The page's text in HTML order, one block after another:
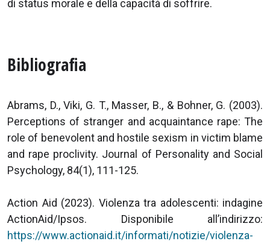
di status morale e della capacità di soffrire.
Bibliografia
Abrams, D., Viki, G. T., Masser, B., & Bohner, G. (2003).
Perceptions of stranger and acquaintance rape: The
role of benevolent and hostile sexism in victim blame
and rape proclivity. Journal of Personality and Social
Psychology, 84(1), 111-125.
Action Aid (2023). Violenza tra adolescenti: indagine
ActionAid/Ipsos. Disponibile all’indirizzo:
https://www.actionaid.it/informati/notizie/violenza-